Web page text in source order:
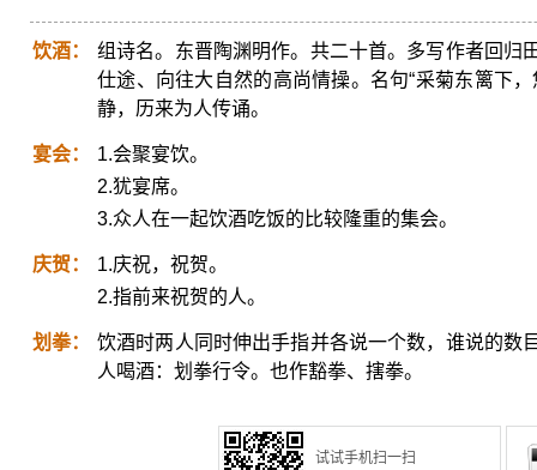
饮酒：
组诗名。东晋陶渊明作。共二十首。多写作者回归
仕途、向往大自然的高尚情操。名句“采菊东篱下
静，历来为人传诵。
宴会：
1.会聚宴饮。
2.犹宴席。
3.众人在一起饮酒吃饭的比较隆重的集会。
庆贺：
1.庆祝，祝贺。
2.指前来祝贺的人。
划拳：
饮酒时两人同时伸出手指并各说一个数，谁说的数
人喝酒：划拳行令。也作豁拳、搳拳。
试试手机扫一扫